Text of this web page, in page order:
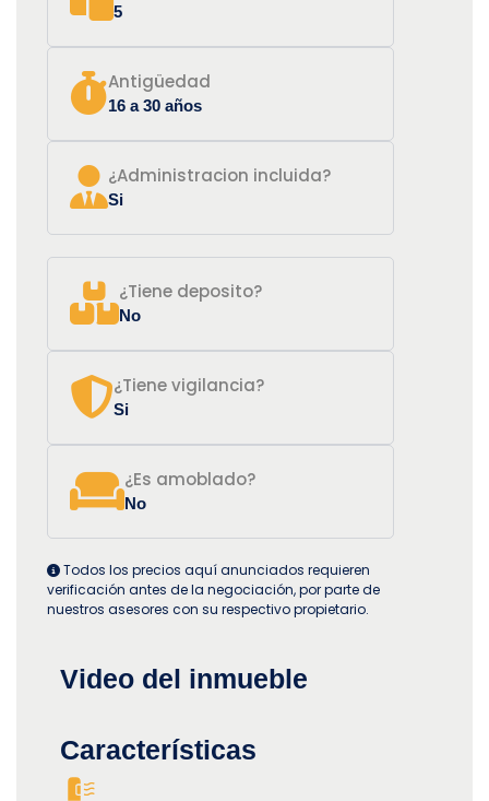
5
Antigüedad
16 a 30 años
¿Administracion incluida?
Si
¿Tiene deposito?
No
¿Tiene vigilancia?
Si
¿Es amoblado?
No
Todos los precios aquí anunciados requieren
verificación antes de la negociación, por parte de
nuestros asesores con su respectivo propietario.
Video del inmueble
Características